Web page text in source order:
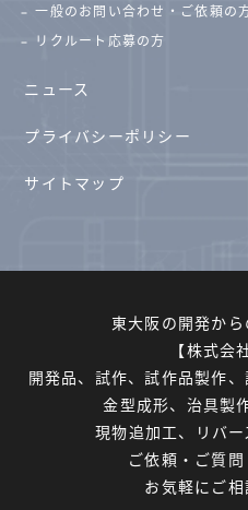
一般のお問い合わせ・ご依頼の
リクルート応募の方
ニュース
プライバシーポリシー
サイトマップ
東大阪の開発か
【株式会
開発品、試作、試作品製作
金型成形、治具製
現物追加工、リバ
ご依頼・ご質
お気軽にご相